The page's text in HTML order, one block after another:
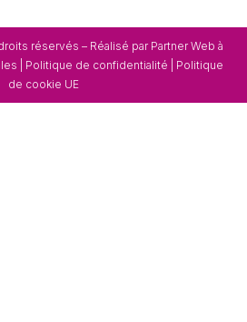
réservés – Réalisé par Partner Web à
Politique de confidentialité
Politique
de cookie UE